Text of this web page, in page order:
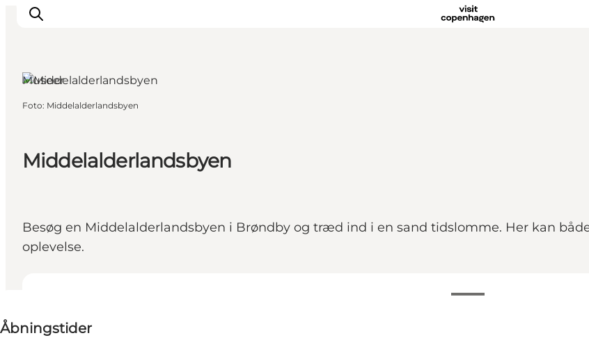
Spis & drik
Copenhagen Card
Middelalderlandsbyen
Besøg en Middelalderlandsbyen i Brøndby og træd ind i en sand tidslomme. Her kan
oplevelse.
ÅbningstiderBesøg hjemmeside
Museer
Foto: Middelalderlandsbyen